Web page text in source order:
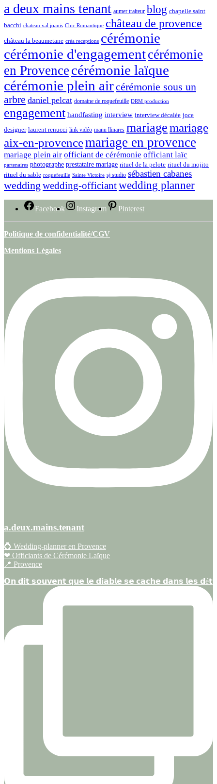
a deux mains tenant aumer traiteur blog chapelle saint
bacchi chateau val joanis Chic Romantique château de provence
château la beaumetane créa receptions cérémonie
cérémonie d'engagementcérémonie
en Provence cérémonie laïque
cérémonie plein aircérémonie sous un
arbre daniel pelcat domaine de roquefeuille DRM production
engagement handfasting interview interview décalée joce
designer laurent renucci link vidéo manu llinares mariagemariage
aix-en-provencemariage en provence
mariage plein air officiant de cérémonie officiant laïc
partenaires photographe prestataire mariage rituel de la pelote rituel du mojito
rituel du sable roquefeuille Sainte Victoire sj studio sébastien cabanes
wedding wedding-officiantwedding planner
Facebook Instagram Pinterest
Politique de confidentialité/CGV
Mentions Légales
a.deux.mains.tenant
💍 Wedding-planner en Provence
❤ Officiants de Cérémonie Laïque
📍 Provence
𝗢𝗻 𝗱𝗶𝘁 𝘀𝗼𝘂𝘃𝗲𝗻𝘁 𝗾𝘂𝗲 𝗹𝗲 𝗱𝗶𝗮𝗯𝗹𝗲 𝘀𝗲 𝗰𝗮𝗰𝗵𝗲 𝗱𝗮𝗻𝘀 𝗹𝗲𝘀 𝗱é𝘁